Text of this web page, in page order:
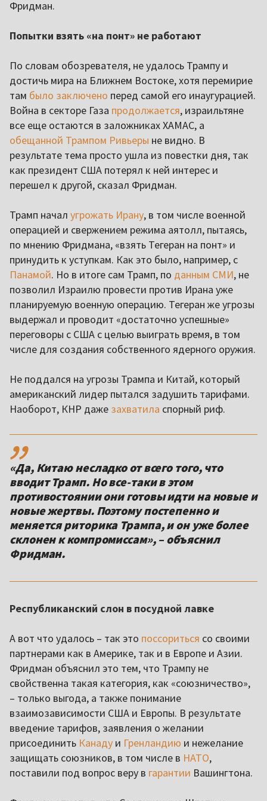
Фридман.
Попытки взять «на понт» не работают
По словам обозревателя, не удалось Трампу и
достичь мира на Ближнем Востоке, хотя перемирие
там было заключено перед самой его инаугурацией.
Война в секторе Газа продолжается, израильтяне
все еще остаются в заложниках ХАМАС, а
обещанной Трампом Ривьеры не видно. В
результате тема просто ушла из повестки дня, так
как президент США потерял к ней интерес и
перешел к другой, сказал Фридман.
Трамп начал угрожать Ирану, в том числе военной
операцией и свержением режима аятолл, пытаясь,
по мнению Фридмана, «взять Тегеран на понт» и
принудить к уступкам. Как это было, например, с
Панамой. Но в итоге сам Трамп, по данным СМИ, не
позволил Израилю провести против Ирана уже
планируемую военную операцию. Тегеран же угрозы
выдержал и проводит «достаточно успешные»
переговоры с США с целью выиграть время, в том
числе для создания собственного ядерного оружия.
Не поддался на угрозы Трампа и Китай, который
американский лидер пытался задушить тарифами.
Наоборот, КНР даже захватила спорный риф.
,,
«Да, Китаю несладко от всего того, что
вводит Трамп. Но все-таки в этом
противостоянии они готовы идти на новые и
новые жертвы. Поэтому постепенно и
меняется риторика Трампа, и он уже более
склонен к компромиссам», – объяснил
Фридман.
Республиканский слон в посудной лавке
А вот что удалось – так это поссориться со своими
партнерами как в Америке, так и в Европе и Азии.
Фридман объяснил это тем, что Трампу не
свойственна такая категория, как «союзничество»,
– только выгода, а также понимание
взаимозависимости США и Европы. В результате
введение тарифов, заявления о желании
присоединить Канаду и Гренландию и нежелание
защищать союзников, в том числе в НАТО,
поставили под вопрос веру в гарантии Вашингтона.